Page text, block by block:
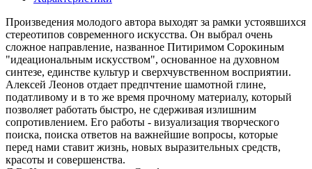
Произведения молодого автора выходят за рамки устоявшихся
стереотипов современного искусства. Он выбрал очень
сложное направление, названное Питиримом Сорокиным
"идеациональным искусством", основанное на духовном
синтезе, единстве культур и сверхчувственном восприятии.
Алексей Леонов отдает предпчтение шамотной глине,
податливому и в то же время прочному материалу, который
позволяет работать быстро, не сдерживая излишним
сопротивлением. Его работы - визуализация творческого
поиска, поиска ответов на важнейшие вопросы, которые
перед нами ставит жизнь, новых выразительных средств,
красоты и совершенства.